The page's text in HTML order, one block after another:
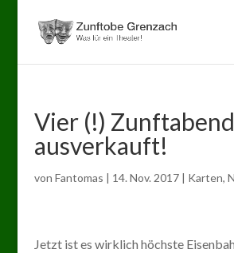
Vier (!)
ausverkauft!
von Fantomas | 14. Nov. 2017| Karten,
Jetzt ist es wirklich höchste